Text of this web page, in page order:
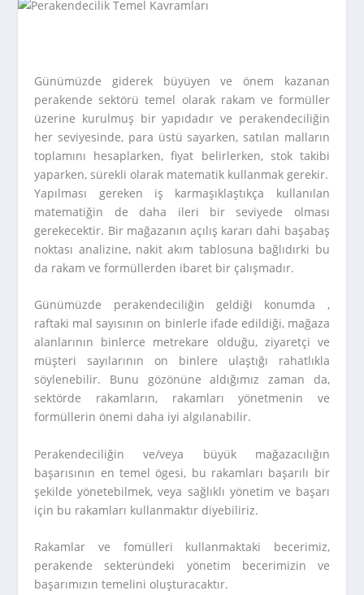
Günümüzde giderek büyüyen ve önem kazanan
perakende sektörü temel olarak rakam ve formüller
üzerine kurulmuş bir yapıdadır ve perakendeciliğin
her seviyesinde, para üstü sayarken, satılan malların
toplamını hesaplarken, fiyat belirlerken, stok takibi
yaparken, sürekli olarak matematik kullanmak gerekir.
Yapılması gereken iş karmaşıklaştıkça kullanılan
matematiğin de daha ileri bir seviyede olması
gerekecektir. Bir mağazanın açılış kararı dahi başabaş
noktası analizine, nakit akım tablosuna bağlıdırki bu
da rakam ve formüllerden ibaret bir çalışmadır.
Günümüzde perakendeciliğin geldiği konumda ,
raftaki mal sayısının on binlerle ifade edildiği, mağaza
alanlarının binlerce metrekare olduğu, ziyaretçi ve
müşteri sayılarının on binlere ulaştığı rahatlıkla
söylenebilir. Bunu gözönüne aldığımız zaman da,
sektörde rakamların, rakamları yönetmenin ve
formüllerin önemi daha iyi algılanabilir.
Perakendeciliğin ve/veya büyük mağazacılığın
başarısının en temel ögesi, bu rakamları başarılı bir
şekilde yönetebilmek, veya sağlıklı yönetim ve başarı
için bu rakamları kullanmaktır diyebiliriz.
Rakamlar ve fomülleri kullanmaktaki becerimiz,
perakende sekteründeki yönetim becerimizin ve
başarımızın temelini oluşturacaktır.